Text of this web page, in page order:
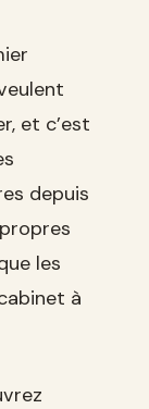
et c’est
depuis
les
à